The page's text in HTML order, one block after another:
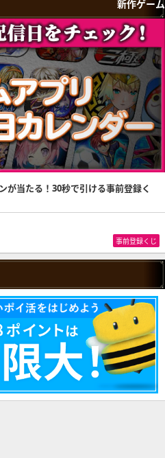
新作ゲーム
が当たる！30秒で引ける事前登録く
事前登録くじ